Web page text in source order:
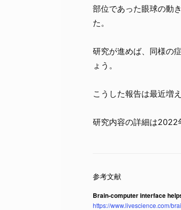
部位であった眼球の動
た。
研究が進めば、同様の
ょう。
こうした報告は最近増
研究内容の詳細は2022
Brain-computer interface
https://www.livescience.com/